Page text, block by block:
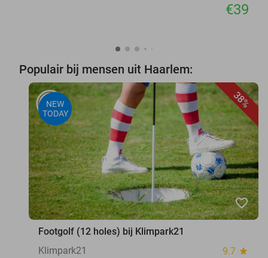
€39
Populair bij mensen uit Haarlem:
38%
NEW
TODAY
favorite_border
Footgolf (12 holes) bij Klimpark21
Klimpark21
9.7 star